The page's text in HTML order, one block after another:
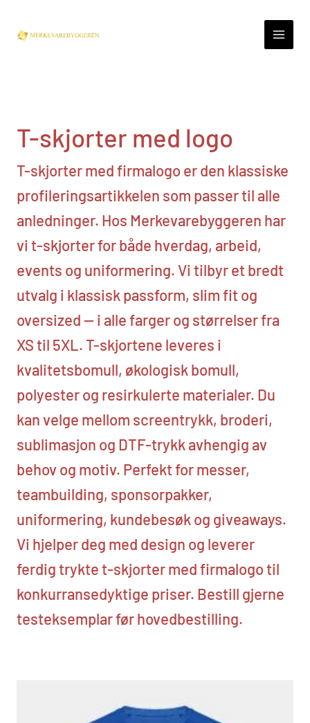
T-skjorter med logo
T-skjorter med firmalogo er den klassiske
profileringsartikkelen som passer til alle
anledninger. Hos Merkevarebyggeren har
vi t-skjorter for både hverdag, arbeid,
events og uniformering. Vi tilbyr et bredt
utvalg i klassisk passform, slim fit og
oversized — i alle farger og størrelser fra
XS til 5XL. T-skjortene leveres i
kvalitetsbomull, økologisk bomull,
polyester og resirkulerte materialer. Du
kan velge mellom screentrykk, broderi,
sublimasjon og DTF-trykk avhengig av
behov og motiv. Perfekt for messer,
teambuilding, sponsorpakker,
uniformering, kundebesøk og giveaways.
Vi hjelper deg med design og leverer
ferdig trykte t-skjorter med firmalogo til
konkurransedyktige priser. Bestill gjerne
testeksemplar før hovedbestilling.